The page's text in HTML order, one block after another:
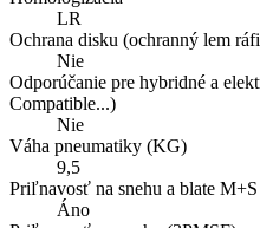
LR
Ochrana disku (ochranný lem
Nie
Odporúčanie pre hybridné a
Compatible...)
Nie
Váha pneumatiky (KG)
9,5
Priľnavosť na snehu a blate M+S
Áno